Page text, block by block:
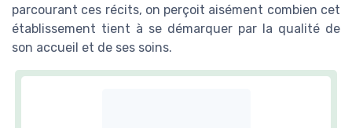
parcourant ces récits, on perçoit aisément combien cet
établissement tient à se démarquer par la qualité de
son accueil et de ses soins.